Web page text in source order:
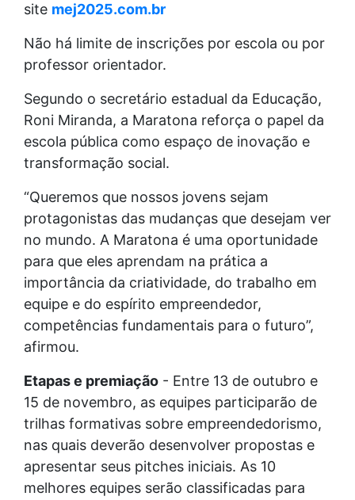
site mej2025.com.br
Não há limite de inscrições por escola ou por
professor orientador.
Segundo o secretário estadual da Educação,
Roni Miranda, a Maratona reforça o papel da
escola pública como espaço de inovação e
transformação social.
“Queremos que nossos jovens sejam
protagonistas das mudanças que desejam ver
no mundo. A Maratona é uma oportunidade
para que eles aprendam na prática a
importância da criatividade, do trabalho em
equipe e do espírito empreendedor,
competências fundamentais para o futuro”,
afirmou.
Etapas e premiação - Entre 13 de outubro e
15 de novembro, as equipes participarão de
trilhas formativas sobre empreendedorismo,
nas quais deverão desenvolver propostas e
apresentar seus pitches iniciais. As 10
melhores equipes serão classificadas para